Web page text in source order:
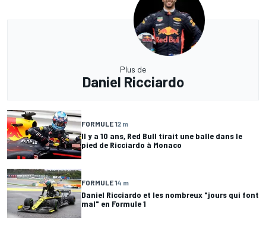
Plus de
Daniel Ricciardo
FORMULE 12 m
Il y a 10 ans, Red Bull tirait une balle dans le
pied de Ricciardo à Monaco
FORMULE 14 m
Daniel Ricciardo et les nombreux "jours qui font
mal" en Formule 1